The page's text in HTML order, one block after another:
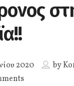
2020 by